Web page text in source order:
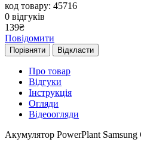
код товару: 45716
0 відгуків
139₴
Повідомити
Порівняти Відкласти
Про товар
Відгуки
Інструкція
Огляди
Відеоогляди
Акумулятор PowerPlant